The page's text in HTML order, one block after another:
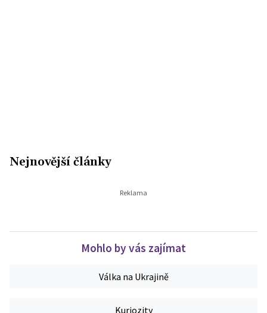
Nejnovější články
Mohlo by vás zajímat
Válka na Ukrajině
Kuriozity